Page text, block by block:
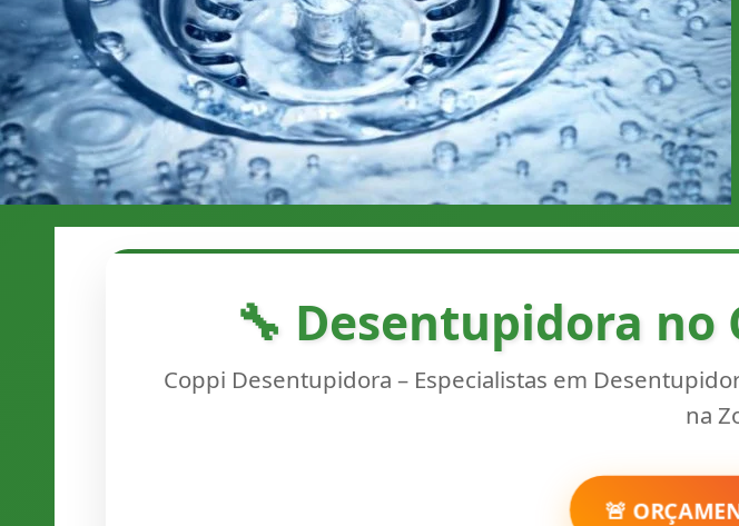
🔧 Desentupidora no
Coppi Desentupidora – Especialistas em
na
🚨